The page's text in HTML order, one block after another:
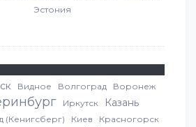
Эстония
Видное Волгоград Воронеж
Иркутск Казань
(Кенигсберг) Киев Красногорск